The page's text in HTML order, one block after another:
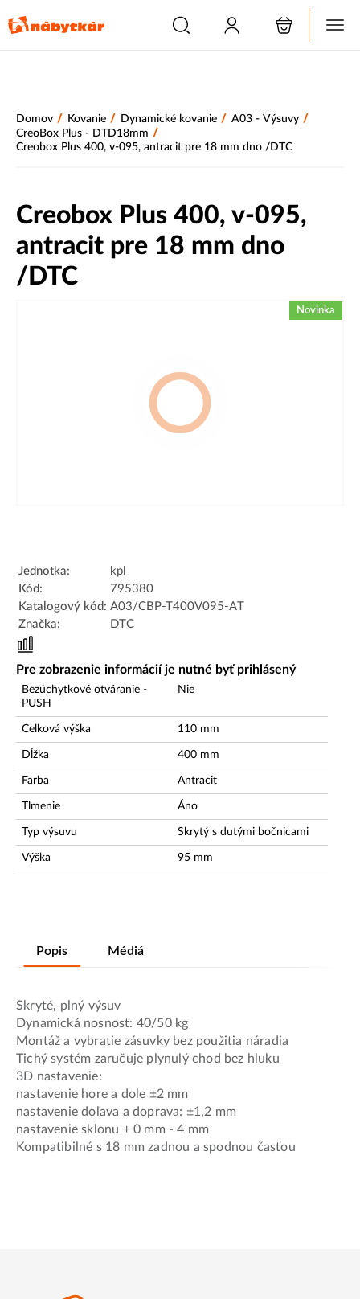
Domov / Kovanie / Dynamické kovanie / A03 - Výsuvy /
CreoBox Plus - DTD18mm /
Creobox Plus 400, v-095, antracit pre 18 mm dno /DTC
Creobox Plus 400, v-095,
antracit pre 18 mm dno
/DTC
Novinka
Jednotka:
kpl
Kód:
795380
Katalogový kód: A03/CBP-T400V095-AT
Značka:
DTC
Pre zobrazenie informácií je nutné byť prihlásený
Bezúchytkové otváranie -
PUSH
Nie
Celková výška 110 mm
Dĺžka 400 mm
Farba Antracit
Tlmenie Áno
Typ výsuvu Skrytý s dutými bočnicami
Výška 95 mm
Popis Médiá
Skryté, plný výsuv
Dynamická nosnosť: 40/50 kg
Montáž a vybratie zásuvky bez použitia náradia
Tichý systém zaručuje plynulý chod bez hluku
3D nastavenie:
nastavenie hore a dole ±2 mm
nastavenie doľava a doprava: ±1,2 mm
nastavenie sklonu + 0 mm - 4 mm
Kompatibilné s 18 mm zadnou a spodnou časťou